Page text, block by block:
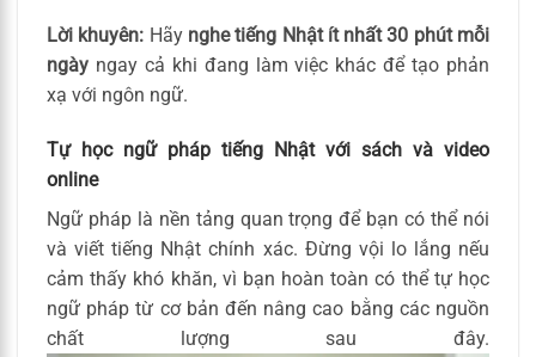
Lời khuyên: Hãy nghe tiếng Nhật ít nhất 30 phút mỗi
ngày ngay cả khi đang làm việc khác để tạo phản
xạ với ngôn ngữ.
Tự học ngữ pháp tiếng Nhật với sách và video
online
Ngữ pháp là nền tảng quan trọng để bạn có thể nói
và viết tiếng Nhật chính xác. Đừng vội lo lắng nếu
cảm thấy khó khăn, vì bạn hoàn toàn có thể tự học
ngữ pháp từ cơ bản đến nâng cao bằng các nguồn
chất lượng sau đây.